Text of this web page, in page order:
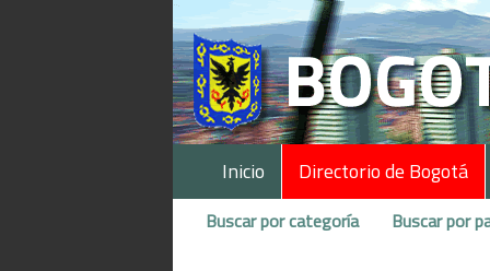
Inicio Directorio de Bogotá
Buscar por categoría Buscar por